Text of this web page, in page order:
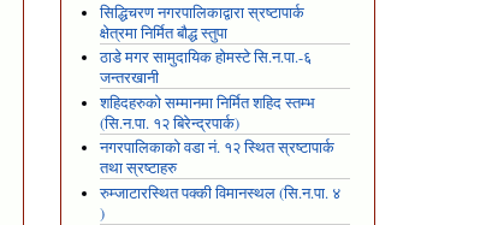
सिद्धिचरण नगरपालिकाद्वारा स्रष्टापार्क
क्षेत्रमा निर्मित बौद्ध स्तुपा
ठाडे मगर सामुदायिक होमस्टे सि.न.पा.-६
जन्तरखानी
शहिदहरुको सम्मानमा निर्मित शहिद स्तम्भ
(सि.न.पा. १२ बिरेन्द्रपार्क)
नगरपालिकाको वडा नं. १२ स्थित स्रष्टापार्क
तथा स्रष्टाहरु
रुम्जाटारस्थित पक्की विमानस्थल (सि.न.पा. ४
)